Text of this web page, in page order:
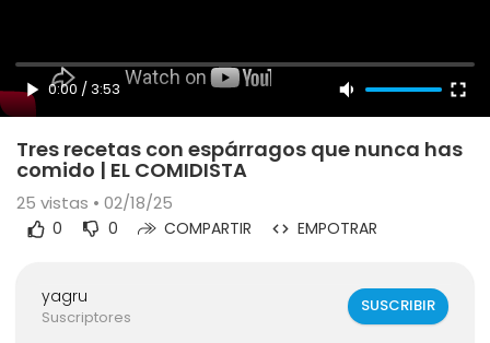
0:00 /3:53
Tres recetas con espárragos que nunca has
comido | EL COMIDISTA
25 vistas • 02/18/25
0 0 COMPARTIR EMPOTRAR
yagru
Suscriptores
SUSCRIBIR